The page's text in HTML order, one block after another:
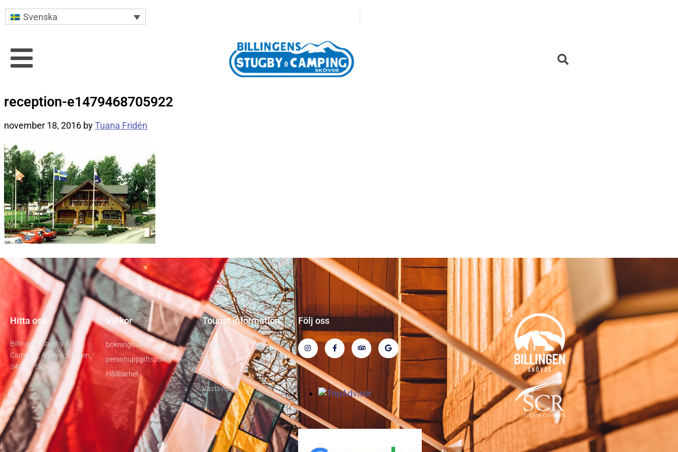
Svenska
reception-e1479468705922
november 18, 2016 byTuana Fridén
Hitta oss
Billingens Stugby &
Camping, Alphyddevägen,
549 48 Skövde
Villkor
bokningsvillkor
personuppgiftspolicy
Hållbarhet
Tourist information
Billingen
Skövde
Skaraborg
Västsverige
Följ oss